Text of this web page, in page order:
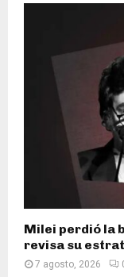
Milei perdió la
revisa su
7 agosto, 2026